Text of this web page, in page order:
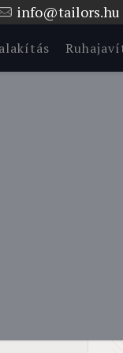
info@tailors.hu